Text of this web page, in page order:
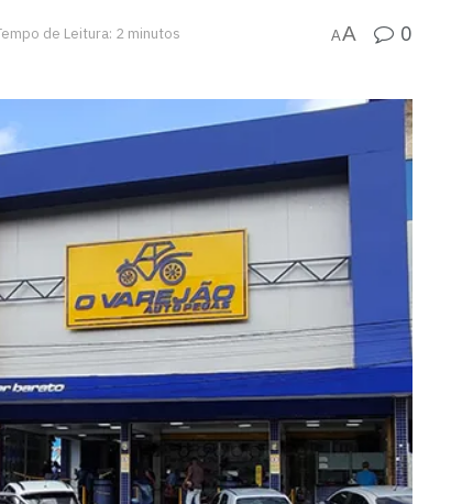
de Leitura: 2 minutos AA 0